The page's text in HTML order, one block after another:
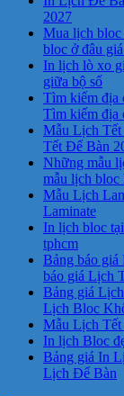
2027
Mua lịch bloc
bloc ở đâu
In lịch lò xo
giữa bộ số
Tìm kiếm địa
Tìm kiếm địa
Mẫu Lịch
Tết Để Bàn
Những mẫu
mẫu lịch bloc
Mẫu Lịch
Laminate
In lịch bloc
tphcm
Bảng báo
báo giá Lịch
Bảng giá
Lịch Bloc
Mẫu Lịch
In lịch Bloc
Bảng giá In
Lịch Để Bàn